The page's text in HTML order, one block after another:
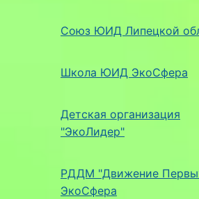
Союз ЮИД Липецкой
Школа ЮИД ЭкоСфера
Детская организация
"ЭкоЛидер"
РДДМ "Движение
ЭкоСфера